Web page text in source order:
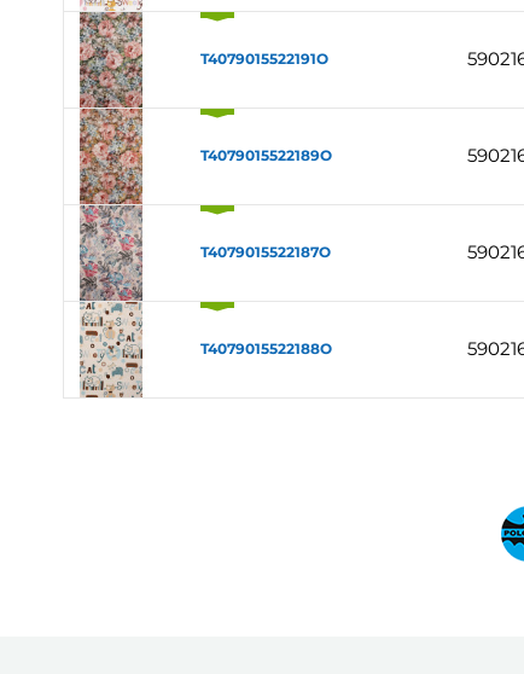
T4079015522191O
T4079015522189O
T4079015522187O
T4079015522188O